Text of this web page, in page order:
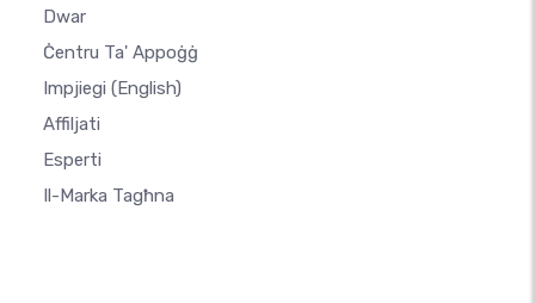
Dwar
Ċentru Ta' Appoġġ
Impjiegi (English)
Affiljati
Esperti
Il-Marka Tagħna